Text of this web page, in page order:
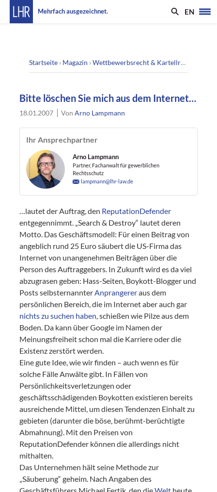
Mehrfach ausgezeichnet. EN
Startseite › Magazin ›Wettbewerbsrecht & Kartellrecht
Bitte löschen Sie mich aus dem Internet…
18.01.2007 VonArno Lampmann
Ihr Ansprechpartner
Arno Lampmann
Partner, Fachanwalt für gewerblichen
Rechtsschutz
lampmann@lhr-law.de
…lautet der Auftrag, den ReputationDefender
entgegennimmt. „Search & Destroy“ lautet deren
Motto. Das Geschäftsmodell: Für einen Beitrag von
angeblich rund 25 Euro säubert die US-Firma das
Internet von unangenehmen Beiträgen über die
Person des Auftraggebers. In Zukunft wird es da viel
abzugrasen geben: Hass-Seiten, Boykott-Blogger und
Posts selbsternannter Anprangereraus dem
persönlichen Bereich, die im Internet aber auch gar
nichts zu suchen haben , schießen wie Pilze aus dem
Boden. Da kann über Google im Namen der
Meinungsfreiheit schon mal die Karriere oder die
Existenz zerstört werden.
Eine gute Idee, wie wir finden – auch wenn es für
solche Fälle Anwälte gibt. In Fällen von
Persönlichkeitsverletzungen oder
geschäftsschädigenden Boykotten existieren bereits
ausreichende Mittel, um diesen Tendenzen Einhalt zu
gebieten (darunter die böse, berühmt-berüchtigte
Abmahnung). Mit den Preisen von
ReputationDefender können die allerdings nicht
mithalten.
Das Unternehmen hält seine Methode zur
„Säuberung“ geheim. Nach Angaben des
Geschäftsführers Michael Fertik, den dieWelt heute